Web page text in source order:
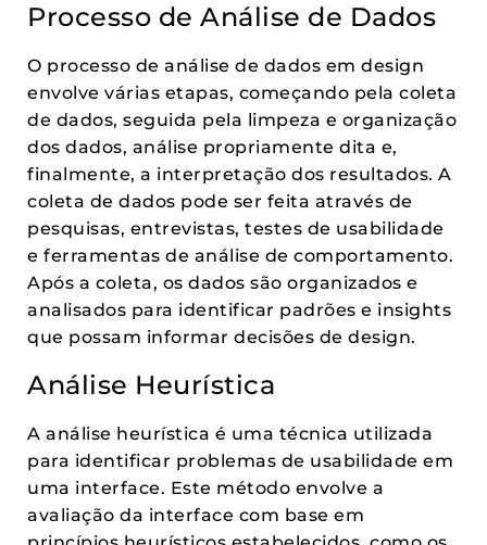
Processo de Análise de Dados
O processo de análise de dados em design
envolve várias etapas, começando pela coleta
de dados, seguida pela limpeza e organização
dos dados, análise propriamente dita e,
finalmente, a interpretação dos resultados. A
coleta de dados pode ser feita através de
pesquisas, entrevistas, testes de usabilidade
e ferramentas de análise de comportamento.
Após a coleta, os dados são organizados e
analisados para identificar padrões e insights
que possam informar decisões de design.
Análise Heurística
A análise heurística é uma técnica utilizada
para identificar problemas de usabilidade em
uma interface. Este método envolve a
avaliação da interface com base em